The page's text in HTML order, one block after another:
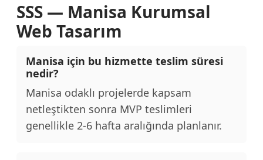
SSS — Manisa Kurumsal
Web Tasarım
Manisa için bu hizmette teslim süresi
nedir?
Manisa odaklı projelerde kapsam
netleştikten sonra MVP teslimleri
genellikle 2-6 hafta aralığında planlanır.